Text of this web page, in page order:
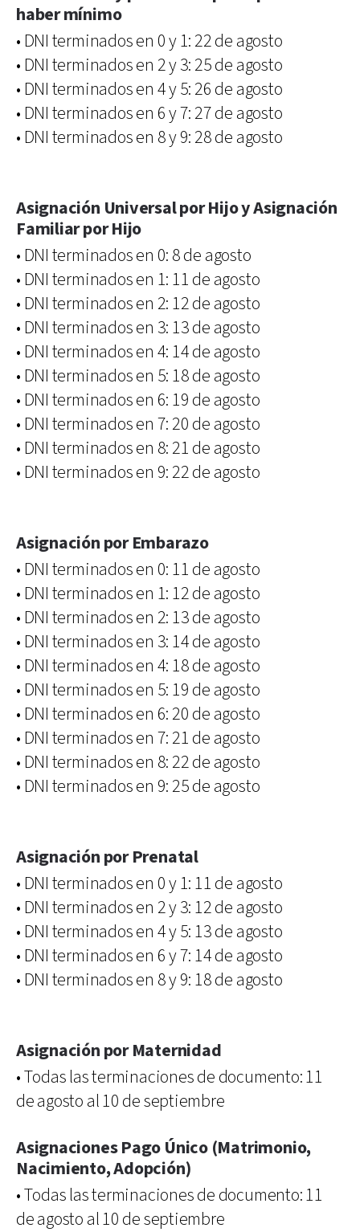
haber mínimo
• DNI terminados en 0 y 1: 22 de agosto
• DNI terminados en 2 y 3: 25 de agosto
• DNI terminados en 4 y 5: 26 de agosto
• DNI terminados en 6 y 7: 27 de agosto
• DNI terminados en 8 y 9: 28 de agosto
Asignación Universal por Hijo y Asignación
Familiar por Hijo
• DNI terminados en 0: 8 de agosto
• DNI terminados en 1: 11 de agosto
• DNI terminados en 2: 12 de agosto
• DNI terminados en 3: 13 de agosto
• DNI terminados en 4: 14 de agosto
• DNI terminados en 5: 18 de agosto
• DNI terminados en 6: 19 de agosto
• DNI terminados en 7: 20 de agosto
• DNI terminados en 8: 21 de agosto
• DNI terminados en 9: 22 de agosto
Asignación por Embarazo
• DNI terminados en 0: 11 de agosto
• DNI terminados en 1: 12 de agosto
• DNI terminados en 2: 13 de agosto
• DNI terminados en 3: 14 de agosto
• DNI terminados en 4: 18 de agosto
• DNI terminados en 5: 19 de agosto
• DNI terminados en 6: 20 de agosto
• DNI terminados en 7: 21 de agosto
• DNI terminados en 8: 22 de agosto
• DNI terminados en 9: 25 de agosto
Asignación por Prenatal
• DNI terminados en 0 y 1: 11 de agosto
• DNI terminados en 2 y 3: 12 de agosto
• DNI terminados en 4 y 5: 13 de agosto
• DNI terminados en 6 y 7: 14 de agosto
• DNI terminados en 8 y 9: 18 de agosto
Asignación por Maternidad
• Todas las terminaciones de documento: 11
de agosto al 10 de septiembre
Asignaciones Pago Único (Matrimonio,
Nacimiento, Adopción)
• Todas las terminaciones de documento: 11
de agosto al 10 de septiembre